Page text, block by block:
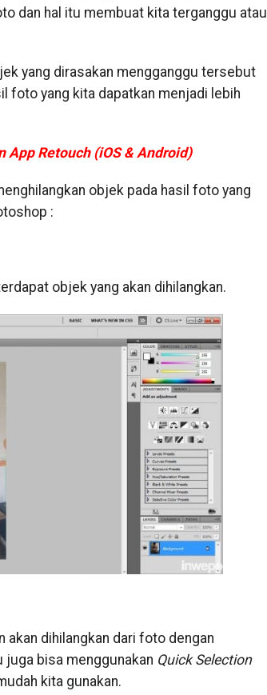
dan hal itu membuat kita terganggu atau
yang dirasakan mengganggu tersebut
foto yang kita dapatkan menjadi lebih
App Retouch (iOS & Android)
objek pada hasil foto yang
:
objek yang akan dihilangkan.
dihilangkan dari foto dengan
juga bisa menggunakan Quick Selection
kita gunakan.